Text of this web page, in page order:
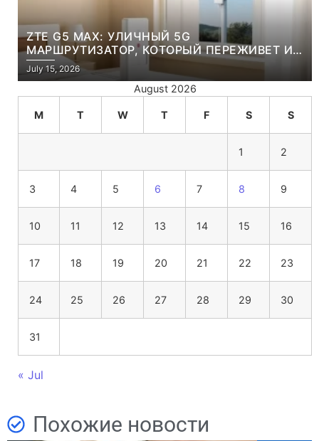
ZTE G5 MAX: УЛИЧНЫЙ 5G
МАРШРУТИЗАТОР, КОТОРЫЙ ПЕРЕЖИВЕТ И
ЛЮТУЮ ЗИМУ, И ЖАРКОЕ ЛЕТО
July 15, 2026
August 2026
M T W T F S S
1 2
3 4 5 6 7 8 9
10 11 12 13 14 15 16
17 18 19 20 21 22 23
24 25 26 27 28 29 30
31
« Jul
Похожие новости